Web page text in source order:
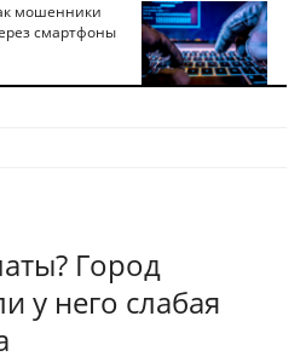
мошенники
смартфоны
Город
у него слабая